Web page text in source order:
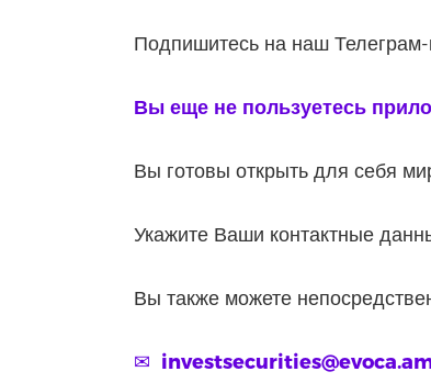
Подпишитесь на наш
Вы еще не пользуетесь
Вы готовы открыть для себя
Укажите Ваши контактные
Вы также можете
✉